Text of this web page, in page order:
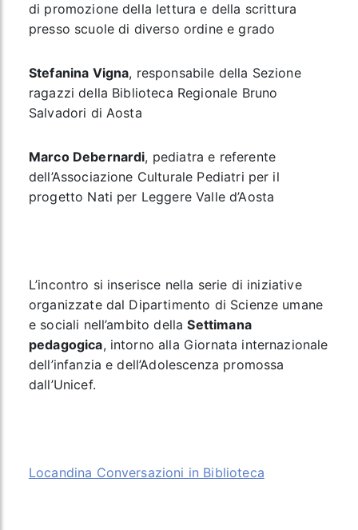
di promozione della lettura e della scrittura
presso scuole di diverso ordine e grado
Stefanina Vigna, responsabile della Sezione
ragazzi della Biblioteca Regionale Bruno
Salvadori di Aosta
Marco Debernardi, pediatra e referente
dell’Associazione Culturale Pediatri per il
progetto Nati per Leggere Valle d’Aosta
L’incontro si inserisce nella serie di iniziative
organizzate dal Dipartimento di Scienze umane
e sociali nell’ambito dellaSettimana
pedagogica, intorno alla Giornata internazionale
dell’infanzia e dell’Adolescenza promossa
dall’Unicef.
Locandina Conversazioni in Biblioteca